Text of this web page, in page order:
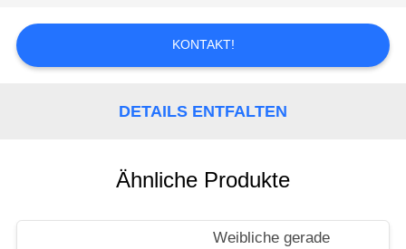
FORDERN
SIE
PRIVACY
KONTAKT!
DETAILS ENTFALTEN
Ähnliche Produkte
Weibliche gerade